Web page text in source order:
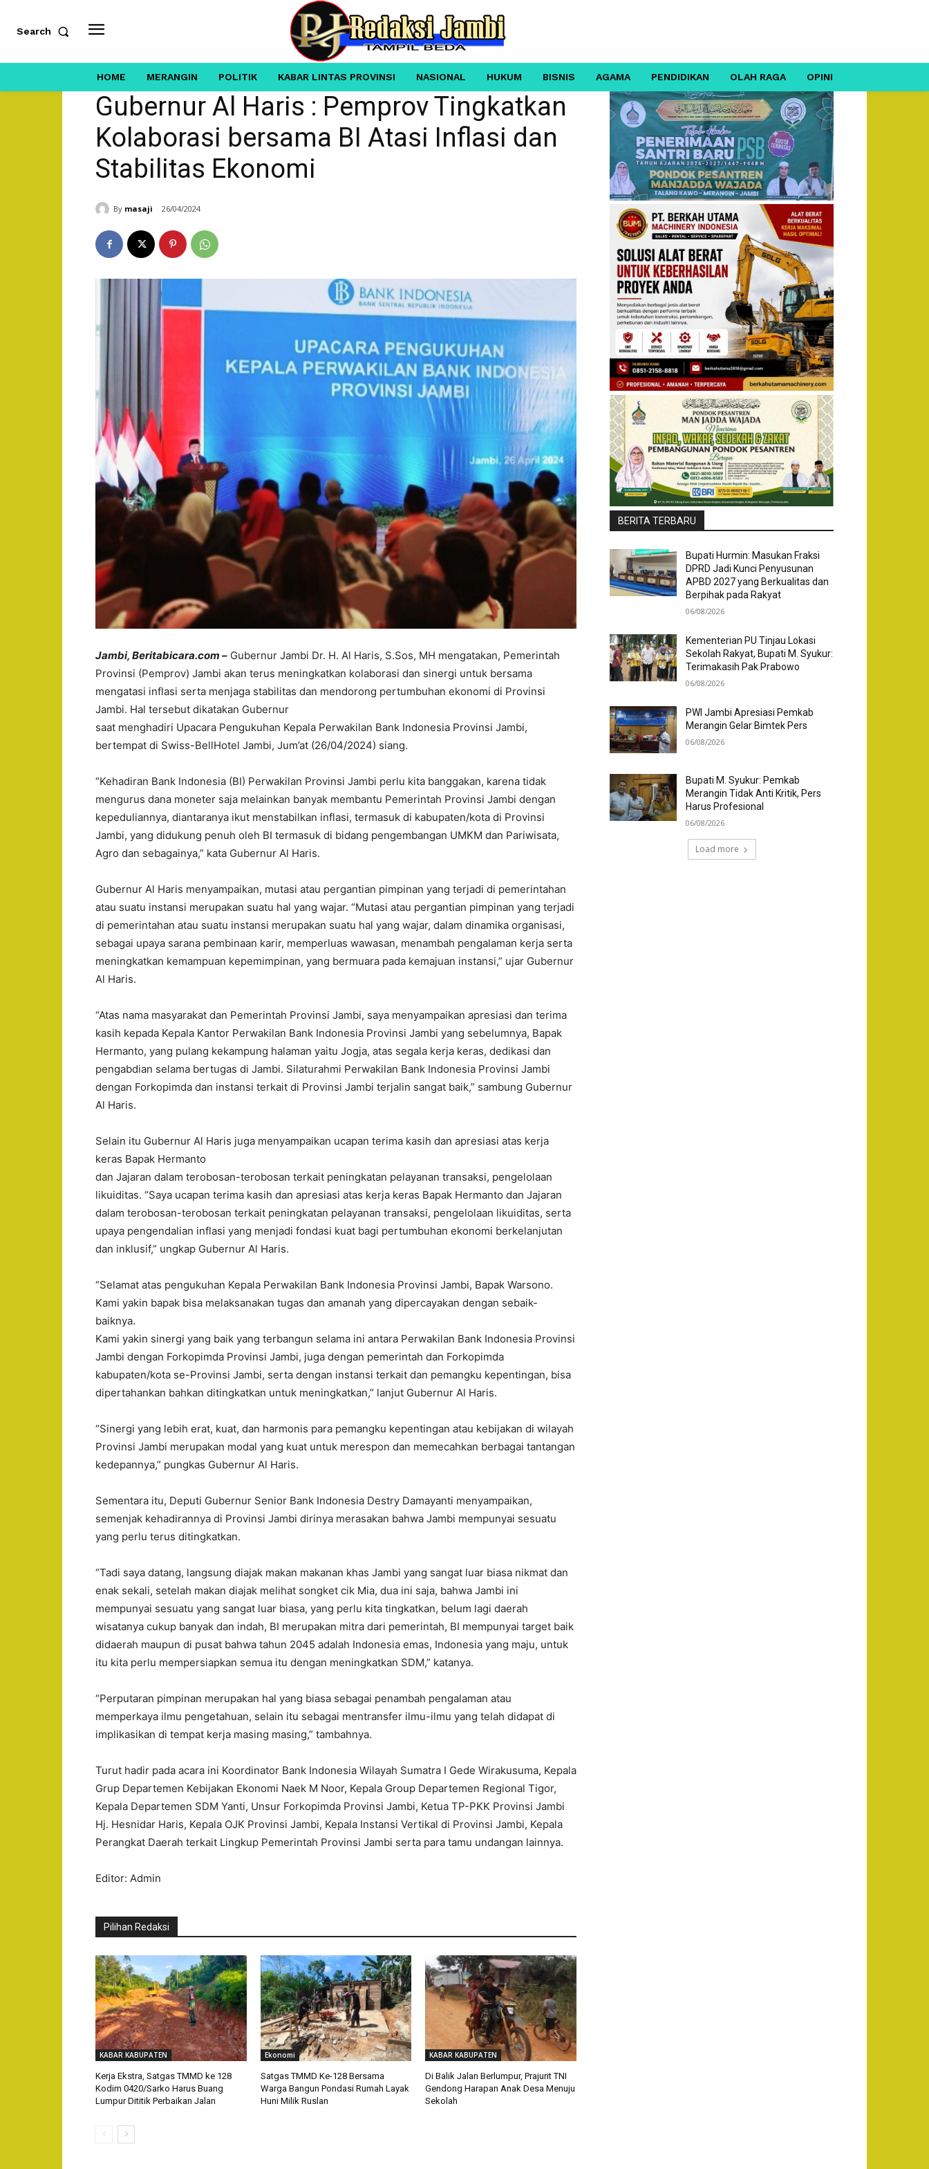
Search
HOME MERANGIN POLITIK KABAR LINTAS PROVINSI NASIONAL HUKUM BISNIS AGAMA PENDIDIKAN OLAH RAGA OPINI
Gubernur Al Haris : Pemprov Tingkatkan
Kolaborasi bersama BI Atasi Inflasi dan
Stabilitas Ekonomi
By masaji 26/04/2024
Jambi, Beritabicara.com – Gubernur Jambi Dr. H. Al Haris, S.Sos, MH mengatakan, Pemerintah
Provinsi (Pemprov) Jambi akan terus meningkatkan kolaborasi dan sinergi untuk bersama
mengatasi inflasi serta menjaga stabilitas dan mendorong pertumbuhan ekonomi di Provinsi
Jambi. Hal tersebut dikatakan Gubernur
saat menghadiri Upacara Pengukuhan Kepala Perwakilan Bank Indonesia Provinsi Jambi,
bertempat di Swiss-BellHotel Jambi, Jum’at (26/04/2024) siang.
“Kehadiran Bank Indonesia (BI) Perwakilan Provinsi Jambi perlu kita banggakan, karena tidak
mengurus dana moneter saja melainkan banyak membantu Pemerintah Provinsi Jambi dengan
kepeduliannya, diantaranya ikut menstabilkan inflasi, termasuk di kabupaten/kota di Provinsi
Jambi, yang didukung penuh oleh BI termasuk di bidang pengembangan UMKM dan Pariwisata,
Agro dan sebagainya,” kata Gubernur Al Haris.
Gubernur Al Haris menyampaikan, mutasi atau pergantian pimpinan yang terjadi di pemerintahan
atau suatu instansi merupakan suatu hal yang wajar. “Mutasi atau pergantian pimpinan yang terjadi
di pemerintahan atau suatu instansi merupakan suatu hal yang wajar, dalam dinamika organisasi,
sebagai upaya sarana pembinaan karir, memperluas wawasan, menambah pengalaman kerja serta
meningkatkan kemampuan kepemimpinan, yang bermuara pada kemajuan instansi,” ujar Gubernur
Al Haris.
“Atas nama masyarakat dan Pemerintah Provinsi Jambi, saya menyampaikan apresiasi dan terima
kasih kepada Kepala Kantor Perwakilan Bank Indonesia Provinsi Jambi yang sebelumnya, Bapak
Hermanto, yang pulang kekampung halaman yaitu Jogja, atas segala kerja keras, dedikasi dan
pengabdian selama bertugas di Jambi. Silaturahmi Perwakilan Bank Indonesia Provinsi Jambi
dengan Forkopimda dan instansi terkait di Provinsi Jambi terjalin sangat baik,” sambung Gubernur
Al Haris.
Selain itu Gubernur Al Haris juga menyampaikan ucapan terima kasih dan apresiasi atas kerja
keras Bapak Hermanto
dan Jajaran dalam terobosan-terobosan terkait peningkatan pelayanan transaksi, pengelolaan
likuiditas. “Saya ucapan terima kasih dan apresiasi atas kerja keras Bapak Hermanto dan Jajaran
dalam terobosan-terobosan terkait peningkatan pelayanan transaksi, pengelolaan likuiditas, serta
upaya pengendalian inflasi yang menjadi fondasi kuat bagi pertumbuhan ekonomi berkelanjutan
dan inklusif,” ungkap Gubernur Al Haris.
“Selamat atas pengukuhan Kepala Perwakilan Bank Indonesia Provinsi Jambi, Bapak Warsono.
Kami yakin bapak bisa melaksanakan tugas dan amanah yang dipercayakan dengan sebaik-
baiknya.
Kami yakin sinergi yang baik yang terbangun selama ini antara Perwakilan Bank Indonesia Provinsi
Jambi dengan Forkopimda Provinsi Jambi, juga dengan pemerintah dan Forkopimda
kabupaten/kota se-Provinsi Jambi, serta dengan instansi terkait dan pemangku kepentingan, bisa
dipertahankan bahkan ditingkatkan untuk meningkatkan,” lanjut Gubernur Al Haris.
“Sinergi yang lebih erat, kuat, dan harmonis para pemangku kepentingan atau kebijakan di wilayah
Provinsi Jambi merupakan modal yang kuat untuk merespon dan memecahkan berbagai tantangan
kedepannya,” pungkas Gubernur Al Haris.
Sementara itu, Deputi Gubernur Senior Bank Indonesia Destry Damayanti menyampaikan,
semenjak kehadirannya di Provinsi Jambi dirinya merasakan bahwa Jambi mempunyai sesuatu
yang perlu terus ditingkatkan.
“Tadi saya datang, langsung diajak makan makanan khas Jambi yang sangat luar biasa nikmat dan
enak sekali, setelah makan diajak melihat songket cik Mia, dua ini saja, bahwa Jambi ini
mempunyai sesuatu yang sangat luar biasa, yang perlu kita tingkatkan, belum lagi daerah
wisatanya cukup banyak dan indah, BI merupakan mitra dari pemerintah, BI mempunyai target baik
didaerah maupun di pusat bahwa tahun 2045 adalah Indonesia emas, Indonesia yang maju, untuk
itu kita perlu mempersiapkan semua itu dengan meningkatkan SDM,” katanya.
“Perputaran pimpinan merupakan hal yang biasa sebagai penambah pengalaman atau
memperkaya ilmu pengetahuan, selain itu sebagai mentransfer ilmu-ilmu yang telah didapat di
implikasikan di tempat kerja masing masing,” tambahnya.
Turut hadir pada acara ini Koordinator Bank Indonesia Wilayah Sumatra I Gede Wirakusuma, Kepala
Grup Departemen Kebijakan Ekonomi Naek M Noor, Kepala Group Departemen Regional Tigor,
Kepala Departemen SDM Yanti, Unsur Forkopimda Provinsi Jambi, Ketua TP-PKK Provinsi Jambi
Hj. Hesnidar Haris, Kepala OJK Provinsi Jambi, Kepala Instansi Vertikal di Provinsi Jambi, Kepala
Perangkat Daerah terkait Lingkup Pemerintah Provinsi Jambi serta para tamu undangan lainnya.
Editor: Admin
Pilihan Redaksi
KABAR KABUPATEN
Kerja Ekstra, Satgas TMMD ke 128
Kodim 0420/Sarko Harus Buang
Lumpur Dititik Perbaikan Jalan
Ekonomi
Satgas TMMD Ke-128 Bersama
Warga Bangun Pondasi Rumah Layak
Huni Milik Ruslan
KABAR KABUPATEN
Di Balik Jalan Berlumpur, Prajurit TNI
Gendong Harapan Anak Desa Menuju
Sekolah
BERITA TERBARU
Bupati Hurmin: Masukan Fraksi
DPRD Jadi Kunci Penyusunan
APBD 2027 yang Berkualitas dan
Berpihak pada Rakyat
06/08/2026
Kementerian PU Tinjau Lokasi
Sekolah Rakyat, Bupati M. Syukur:
Terimakasih Pak Prabowo
06/08/2026
PWI Jambi Apresiasi Pemkab
Merangin Gelar Bimtek Pers
06/08/2026
Bupati M. Syukur: Pemkab
Merangin Tidak Anti Kritik, Pers
Harus Profesional
06/08/2026
Load more